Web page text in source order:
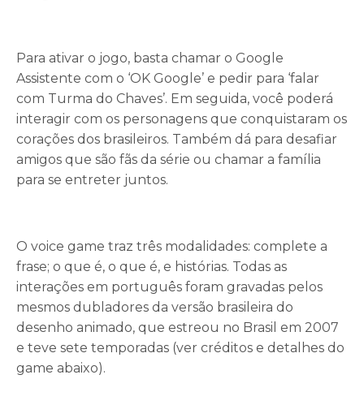
Para ativar o jogo, basta chamar o Google
Assistente com o ‘OK Google’ e pedir para ‘falar
com Turma do Chaves’. Em seguida, você poderá
interagir com os personagens que conquistaram os
corações dos brasileiros. Também dá para desafiar
amigos que são fãs da série ou chamar a família
para se entreter juntos.
O voice game traz três modalidades: complete a
frase; o que é, o que é, e histórias. Todas as
interações em português foram gravadas pelos
mesmos dubladores da versão brasileira do
desenho animado, que estreou no Brasil em 2007
e teve sete temporadas (ver créditos e detalhes do
game abaixo).